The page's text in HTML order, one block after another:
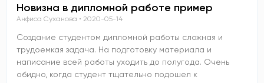
Новизна в дипломной работе пример
Анфиса Суханова 2020-05-14
Создание студентом дипломной работы сложная и
трудоемкая задача. На подготовку материала и
написание всей работы уходить до полугода. Очень
обидно, когда студент тщательно подошел к